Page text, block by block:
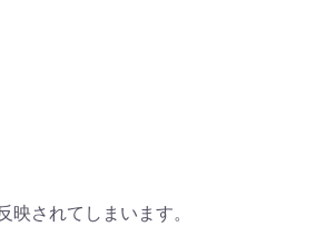
されてしまいます。